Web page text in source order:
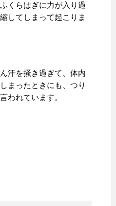
くらはぎに力が入り過
してしまって起こりま
汗を掻き過ぎて、体内
まったときにも、つり
われています。